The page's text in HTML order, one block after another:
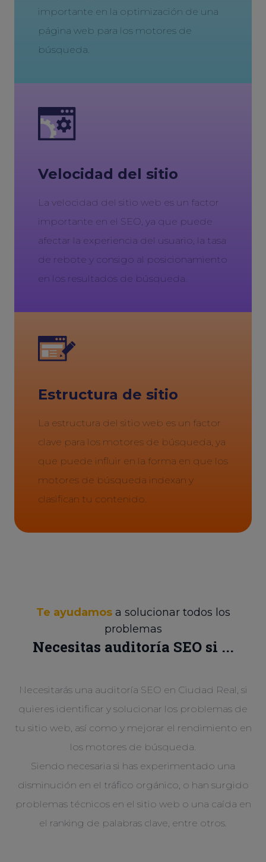
importante en la optimización de una
página web para los motores de
búsqueda.
Velocidad del sitio
La velocidad del sitio web es un factor
importante en el SEO, ya que puede
afectar la experiencia del usuario, la tasa
de rebote y consigo al posicionamiento
en los resultados de búsqueda.
Estructura de sitio
La estructura del sitio web es un factor
clave para los motores de búsqueda, ya
que puede influir en la forma en que los
motores de búsqueda indexan y
clasifican tu contenido.
Te ayudamosa solucionar todos los
problemas
Necesitas auditoría SEO si ...
Necesitarás una auditoría SEO en Ciudad Real, si
quieres identificar y solucionar los problemas de
tu sitio web, así como y mejorar el rendimiento en
los motores de búsqueda.
Siendo necesaria si has experimentado una
disminución en el tráfico orgánico, o han surgido
problemas técnicos en el sitio web o una caída en
el ranking de palabras clave, entre otros.